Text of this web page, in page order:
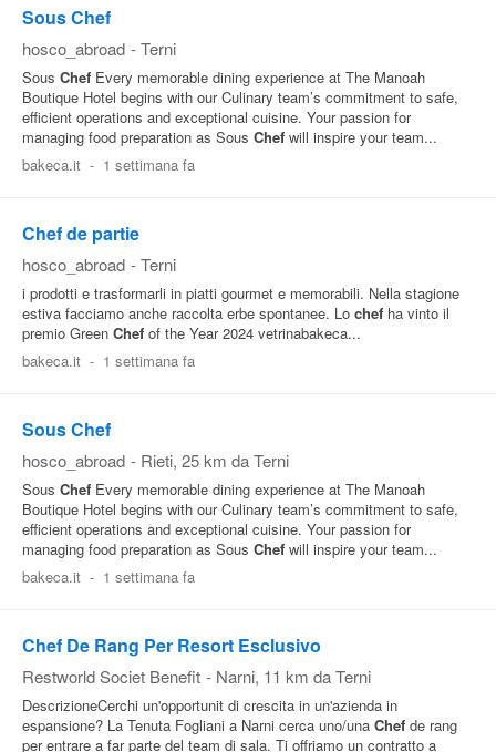
Sous Chef
hosco_abroad - Terni
Sous Chef Every memorable dining experience at The Manoah
Boutique Hotel begins with our Culinary team’s commitment to safe,
efficient operations and exceptional cuisine. Your passion for
managing food preparation as Sous Chef will inspire your team...
bakeca.it - 1 settimana fa
Chef de partie
hosco_abroad - Terni
i prodotti e trasformarli in piatti gourmet e memorabili. Nella stagione
estiva facciamo anche raccolta erbe spontanee. Lo chef ha vinto il
premio Green Chef of the Year 2024 vetrinabakeca...
bakeca.it - 1 settimana fa
Sous Chef
hosco_abroad - Rieti, 25 km da Terni
Sous Chef Every memorable dining experience at The Manoah
Boutique Hotel begins with our Culinary team’s commitment to safe,
efficient operations and exceptional cuisine. Your passion for
managing food preparation as Sous Chef will inspire your team...
bakeca.it - 1 settimana fa
Chef De Rang Per Resort Esclusivo
Restworld Societ Benefit - Narni, 11 km da Terni
DescrizioneCerchi un'opportunit di crescita in un'azienda in
espansione? La Tenuta Fogliani a Narni cerca uno/una Chef de rang
per entrare a far parte del team di sala. Ti offriamo un contratto a